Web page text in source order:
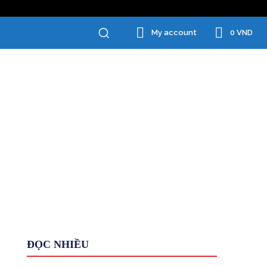
My account 0 VND
ĐỌC NHIỀUChăm Sóc Cá Nhân